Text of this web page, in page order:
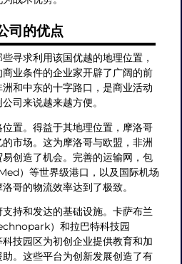
司的优点
寻求利用该国优越的地理位置，
业条件的企业家开辟了广阔的前
和中东的十字路口，是商业活动
司来说越来越方便。
置。得益于其地理位置，摩洛哥
市场。这为摩洛哥与欧盟，非洲
创造了机会。完善的运输网，包
）等世界级港口，以及国际机场
哥的物流效率达到了极致。
持和发达的基础设施。卡萨布兰
）和拉巴特科技园
技园区为初创企业提供教育和加
。这些平台为创新发展创造了有